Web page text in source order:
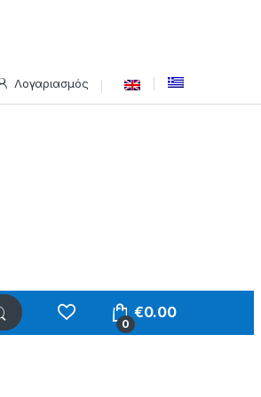
Λογαριασμός
0
€0.00